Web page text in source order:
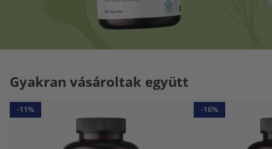
Gyakran vásároltak együtt
-11% -16%